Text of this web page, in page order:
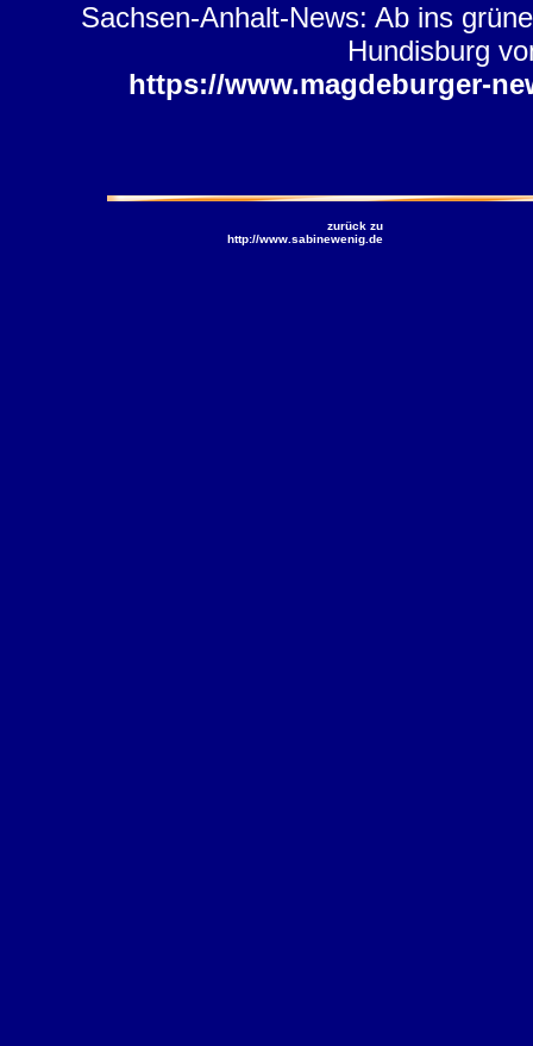
Sachsen-Anhalt-News: Ab ins
Hundisburg
https://www.magdeburger-
zurück zu
http://www.sabinewenig.de